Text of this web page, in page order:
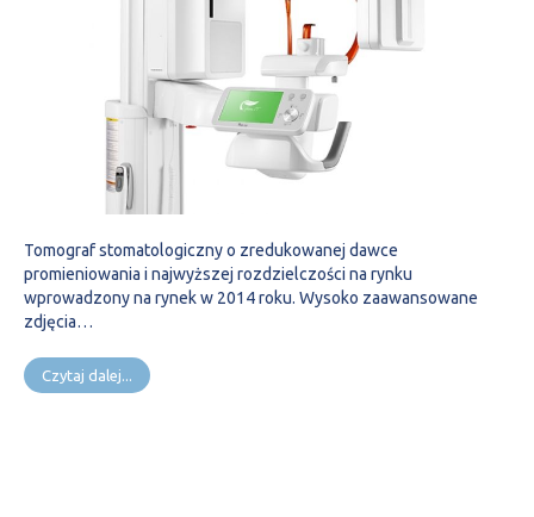
Tomograf stomatologiczny o zredukowanej dawce
promieniowania i najwyższej rozdzielczości na rynku
wprowadzony na rynek w 2014 roku. Wysoko zaawansowane
zdjęcia…
Czytaj dalej...